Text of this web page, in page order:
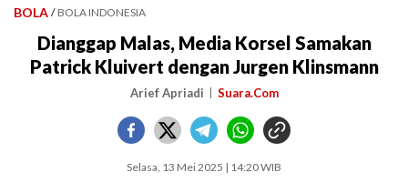
BOLA / BOLA INDONESIA
Dianggap Malas, Media Korsel Samakan
Patrick Kluivert dengan Jurgen Klinsmann
Arief Apriadi Suara.Com
Selasa, 13 Mei 2025 | 14:20 WIB